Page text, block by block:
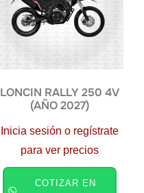
LONCIN RALLY 250 4V
(AÑO 2027)
Inicia sesión o regístrate
para ver precios
COTIZAR EN